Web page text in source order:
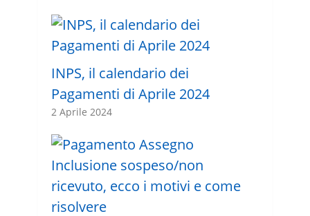
INPS, il calendario dei
Pagamenti di Aprile 2024
2 Aprile 2024